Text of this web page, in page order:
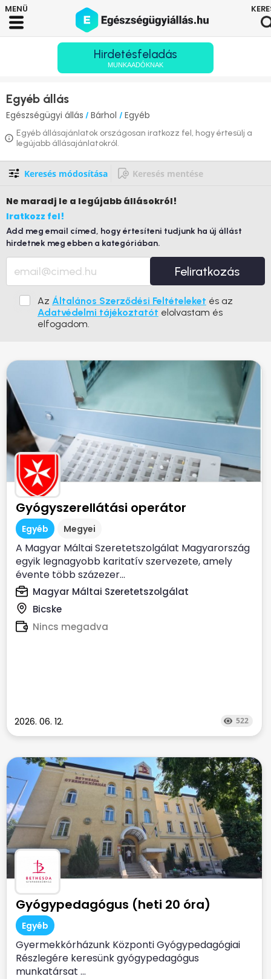
Hirdetésfeladás
MUNKAADÓKNAK
Egyéb állás
Egészségügyi állás / Bárhol / Egyéb
Egyéb állásajánlatok országosan iratkozz fel, hogy értesülj a
legújabb állásajánlatokról.
Keresés módosítása Keresés mentése
Ne maradj le a legújabb állásokról!
Iratkozz fel!
Add meg email címed, hogy értesíteni tudjunk ha új állást
hirdetnek meg ebben a kategóriában.
Feliratkozás
Az Általános Szerződési Feltételeket és az
Adatvédelmi tájékoztatót elolvastam és
elfogadom.
Gyógyszerellátási operátor
Egyéb Megyei
A Magyar Máltai Szeretetszolgálat Magyarország
egyik legnagyobb karitatív szervezete, amely
évente több százezer...
Magyar Máltai Szeretetszolgálat
Bicske
Nincs megadva
2026. 06. 12. 522
Gyógypedagógus (heti 20 óra)
Egyéb
Gyermekkórházunk Központi Gyógypedagógiai
Részlegére keresünk gyógypedagógus
munkatársat ...